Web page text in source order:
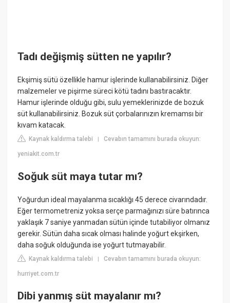
Tadı değişmiş sütten ne yapılır?
Ekşimiş sütü özellikle hamur işlerinde kullanabilirsiniz. Diğer
malzemeler ve pişirme süreci kötü tadını bastıracaktır.
Hamur işlerinde olduğu gibi, sulu yemeklerinizde de bozuk
süt kullanabilirsiniz. Bozuk süt çorbalarınızın kremamsı bir
kıvam katacak.
Kaynak kaldırma talebi |Cevabın tamamını burada okuyun:
yeniakit.com.tr
Soğuk süt maya tutar mı?
Yoğurdun ideal mayalanma sıcaklığı 45 derece civarındadır.
Eğer termometreniz yoksa serçe parmağınızı süre batırınca
yaklaşık 7 saniye yanmadan sütün içinde tutabiliyor olmanız
gerekir. Sütün daha sıcak olması halinde yoğurt ekşirken,
daha soğuk olduğunda ise yoğurt tutmayabilir.
Kaynak kaldırma talebi |Cevabın tamamını burada okuyun:
hurriyet.com.tr
Dibi yanmış süt mayalanır mı?